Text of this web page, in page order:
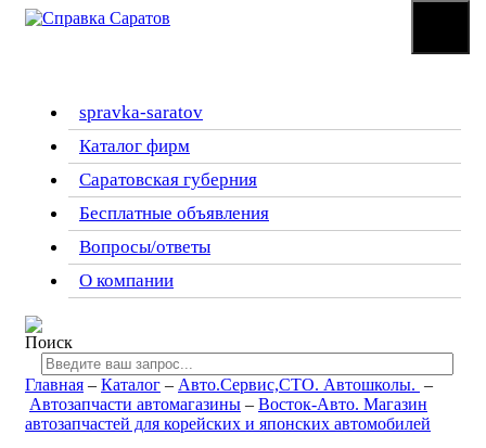
spravka-saratov
Каталог фирм
Саратовская губерния
Бесплатные объявления
Вопросы/ответы
О компании
Главная – Каталог – Авто.Сервис,СТО. Автошколы. –
Автозапчасти автомагазины – Восток-Авто. Магазин
автозапчастей для корейских и японских автомобилей